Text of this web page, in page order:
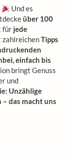
Und es
über 100
für jede
zahlreichenTipps
einfach bis
bringt Genuss
und
Unzählige
– das macht uns